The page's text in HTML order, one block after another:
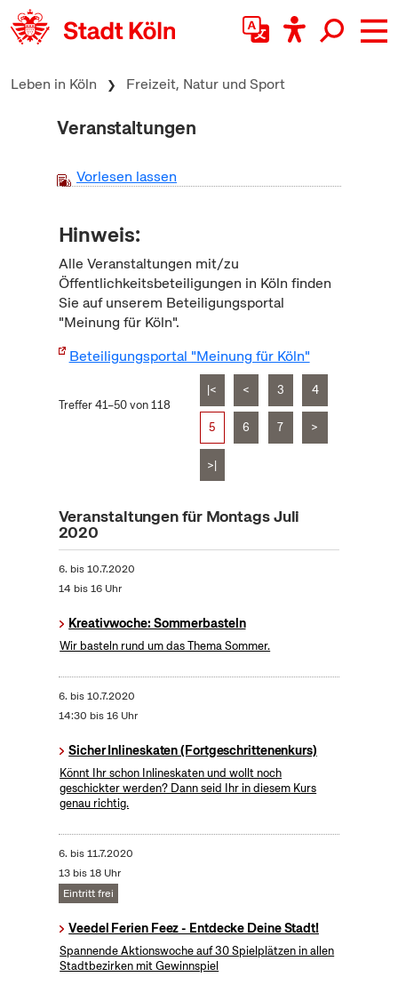
zum Inhalt springen
Leben in Köln Freizeit, Natur und Sport
Veranstaltungen
Vorlesen lassen
Hinweis:
Alle Veranstaltungen mit/zu
Öffentlichkeitsbeteiligungen in Köln finden
Sie auf unserem Beteiligungsportal
"Meinung für Köln".
Beteiligungsportal "Meinung für Köln"
Treffer 41–50 von 118
|< < 3 4
5 6 7 >
>|
Veranstaltungen für Montags Juli
2020
6. bis10.7.2020
14 bis 16 Uhr
Kreativwoche: Sommerbasteln
Wir basteln rund um das Thema Sommer.
6. bis10.7.2020
14:30 bis 16 Uhr
Sicher Inlineskaten (Fortgeschrittenenkurs)
Könnt Ihr schon Inlineskaten und wollt noch
geschickter werden? Dann seid Ihr in diesem Kurs
genau richtig.
6. bis11.7.2020
13 bis 18 Uhr
Eintritt frei
Veedel Ferien Feez - Entdecke Deine Stadt!
Spannende Aktionswoche auf 30 Spielplätzen in allen
Stadtbezirken mit Gewinnspiel